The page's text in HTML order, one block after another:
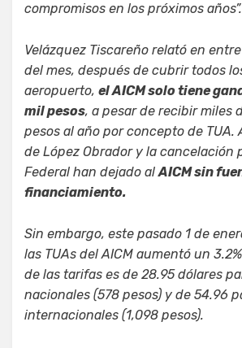
compromisos en los próximos años”.
Velázquez Tiscareño relató en
del mes, después de cubrir todos
aeropuerto, el AICM solo tiene
mil pesos, a pesar de recibir miles
pesos al año por concepto de TUA.
de López Obrador y la cancelación
Federal han dejado alAICM sin
financiamiento.
Sin embargo, este pasado 1 de
las TUAs del AICM aumentó un
de las tarifas es de 28.95 dólares
nacionales (578 pesos) y de 54.96
internacionales (1,098 pesos).